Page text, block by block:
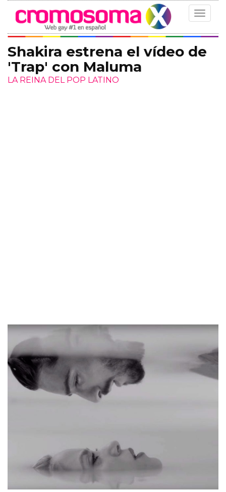
Toggle
Shakira estrena el vídeo de
'Trap' con Maluma
LA REINA DEL POP LATINO